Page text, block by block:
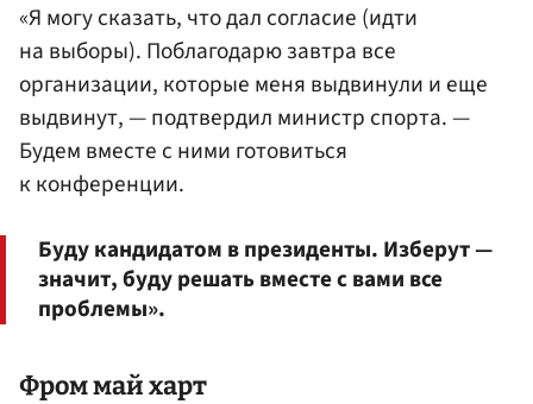
«Я могу сказать, что дал согласие (идти
на выборы). Поблагодарю завтра все
организации, которые меня выдвинули и еще
выдвинут, — подтвердил министр спорта. —
Будем вместе с ними готовиться
к конференции.
Буду кандидатом в президенты. Изберут —
значит, буду решать вместе с вами все
проблемы».
Фром май харт